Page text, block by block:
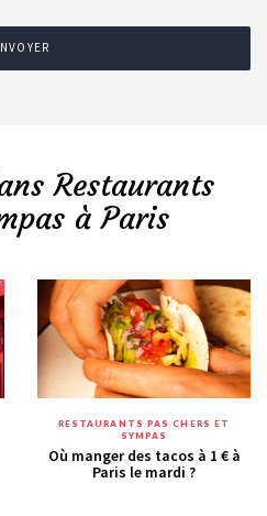
Restaurants
à Paris
RESTAURANTS PAS CHERS ET
SYMPAS
Où manger des tacos à 1 € à
Paris le mardi ?